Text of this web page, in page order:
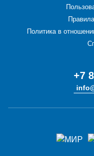
Политика в
+7